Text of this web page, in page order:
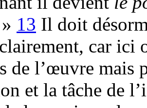
» 13 Il doit
car ici
de l’œuvre mais
et la tâche de